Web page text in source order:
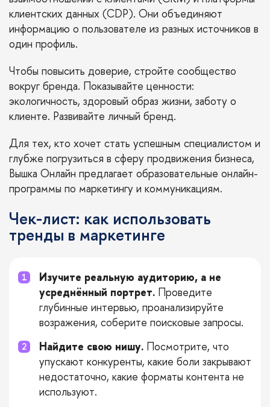
клиентских данных (CDP). Они объединяют
информацию о пользователе из разных источников в
один профиль.
Чтобы повысить доверие, стройте сообщество
вокруг бренда. Показывайте ценности:
экологичность, здоровый образ жизни, заботу о
клиенте. Развивайте личный бренд.
Для тех, кто хочет стать успешным специалистом и
глубже погрузиться в сферу продвижения бизнеса,
Вышка Онлайн предлагает образовательные онлайн-
программы по маркетингу и коммуникациям.
Чек-лист: как использовать
тренды в маркетинге
Изучите реальную аудиторию, а не
усреднённый портрет. Проведите
глубинные интервью, проанализируйте
возражения, соберите поисковые запросы.
Найдите свою нишу. Посмотрите, что
упускают конкуренты, какие боли закрывают
недостаточно, какие форматы контента не
используют.